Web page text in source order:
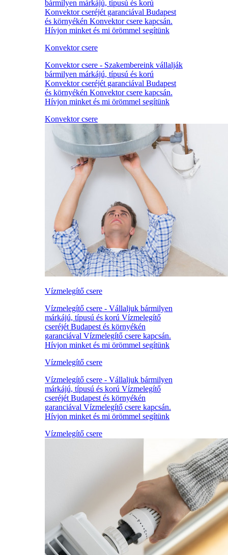
bármilyen márkájú, típusú és korú
Konvektor cseréjét garanciával Budapest
és környékén Konvektor csere kapcsán.
Hívjon minket és mi örömmel segítünk
Konvektor csere
Konvektor csere - Szakembereink vállalják
bármilyen márkájú, típusú és korú
Konvektor cseréjét garanciával Budapest
és környékén Konvektor csere kapcsán.
Hívjon minket és mi örömmel segítünk
Konvektor csere
Vízmelegítő csere
Vízmelegítő csere - Vállaljuk bármilyen
márkájú, típusú és korú Vízmelegítő
cseréjét Budapest és környékén
garanciával Vízmelegítő csere kapcsán.
Hívjon minket és mi örömmel segítünk
Vízmelegítő csere
Vízmelegítő csere - Vállaljuk bármilyen
márkájú, típusú és korú Vízmelegítő
cseréjét Budapest és környékén
garanciával Vízmelegítő csere kapcsán.
Hívjon minket és mi örömmel segítünk
Vízmelegítő csere